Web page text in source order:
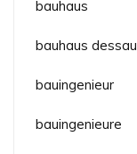
bauhaus
bauhaus dessau
bauingenieur
bauingenieure